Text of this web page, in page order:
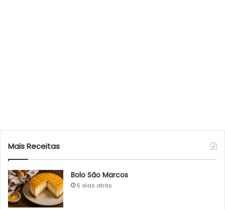
Mais Receitas
Bolo São Marcos
5 dias atrás